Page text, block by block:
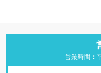
営業時間：